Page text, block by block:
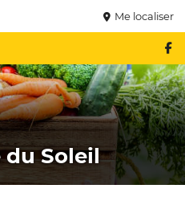
Me localiser
Soleil